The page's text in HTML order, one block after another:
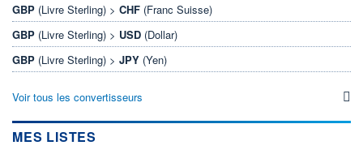
GBP (Livre Sterling) > CHF (Franc Suisse)
GBP (Livre Sterling) > USD (Dollar)
GBP (Livre Sterling) > JPY (Yen)
Voir tous les convertisseurs
MES LISTES